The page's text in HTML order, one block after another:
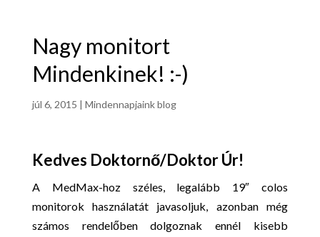
Nagy monitort
Mindenkinek! :-)
júl 6, 2015 | Mindennapjaink blog
Kedves Doktornő/Doktor Úr!
A MedMax-hoz széles, legalább 19″ colos
monitorok használatát javasoljuk, azonban még
számos rendelőben dolgoznak ennél kisebb